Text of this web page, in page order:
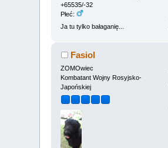
+65535/-32
Płeć:
Ja tu tylko bałaganię...
Fasiol
ZOMOwiec
Kombatant Wojny Rosyjsko-
Japońskiej